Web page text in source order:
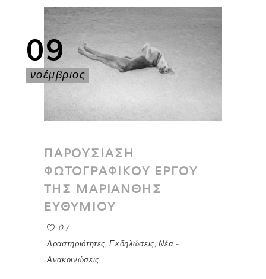
09
νοέμβριος
ΠΑΡΟΥΣΙΑΣΗ
ΦΩΤΟΓΡΑΦΙΚΟΥ ΕΡΓΟΥ
ΤΗΣ ΜΑΡΙΑΝΘΗΣ
ΕΥΘΥΜΙΟΥ
0
Δραστηριότητες ,Εκδηλώσεις ,Νέα -
Ανακοινώσεις